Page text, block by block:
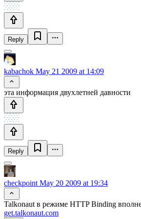
Reply
kabachok May 21 2009 at 14:09
эта информация двухлетней давности
Reply
checkpoint May 20 2009 at 19:34
Talkonaut в режиме HTTP Binding вполне
get.talkonaut.com